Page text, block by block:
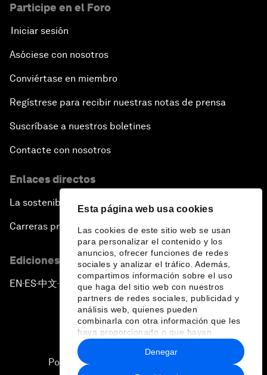
Esta página web usa cookies
Las cookies de este sitio web se usan
para personalizar el contenido y los
anuncios, ofrecer funciones de redes
sociales y analizar el tráfico. Además,
compartimos información sobre el uso
que haga del sitio web con nuestros
partners de redes sociales, publicidad y
análisis web, quienes pueden
combinarla con otra información que les
haya proporcionado o que hayan
recopilado a partir del uso que haya
hecho de sus servicios.
Denegar
Participe en el Foro
Iniciar sesión
Asóciese con nosotros
Conviértase en miembro
Regístrese para recibir nuestras notas de prensa
Suscríbase a nuestros boletines
Contacte con nosotros
Enlaces directos
La sostenibilidad en el Foro
Carreras profesionales
Ediciones en otros idiomas
EN ▪ES▪中文▪ 日本語
Política de privacidad y normas de uso